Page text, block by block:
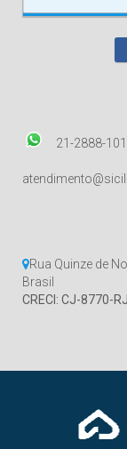
21-2888-
Rua Quinze de
Brasil
CRECI: CJ-8770-RJ